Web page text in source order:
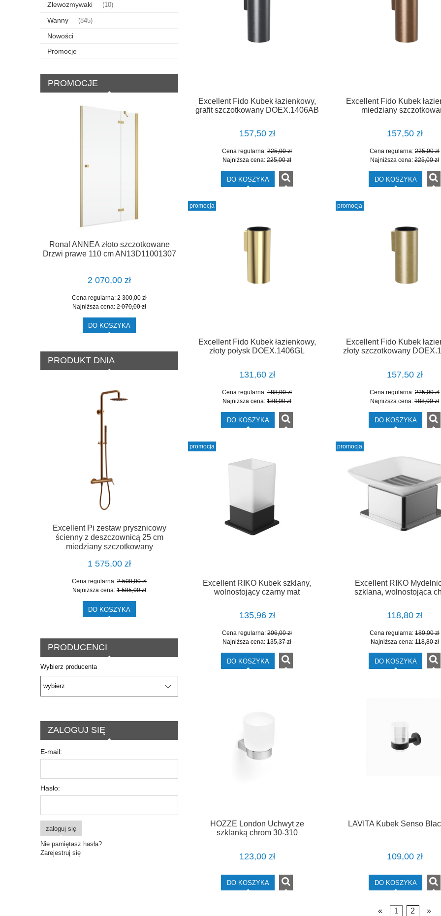
Zlewozmywaki (10)
Wanny (845)
Nowości
Promocje
PROMOCJE
Ronal ANNEA złoto szczotkowane
Drzwi prawe 110 cm AN13D11001307
2 070,00 zł
Cena regularna: 2 300,00 zł
Najniższa cena: 2 070,00 zł
DO KOSZYKA
ścianka boczna/walk-in 90 cm
1 575,00 zł
Ronal LIVADA brodzik 140x90 cm
konglomeratowy prostokątny
1 570,35 zł
PRODUKT DNIA
Excellent Pi zestaw prysznicowy
ścienny z deszczownicą 25 cm
miedziany szczotkowany
AREX.1281CB
1 575,00 zł
Cena regularna: 2 500,00 zł
Najniższa cena: 1 585,00 zł
DO KOSZYKA
PRODUCENCI
Wybierz producenta
ZALOGUJ SIĘ
E-mail:
Hasło:
zaloguj się
Nie pamiętasz hasła?
Zarejestruj się
Excellent Fido Kubek łazienkowy,
grafit szczotkowany DOEX.1406AB
157,50 zł
Cena regularna: 225,00 zł
Najniższa cena: 225,00 zł
DO KOSZYKA
Excellent Fido Kubek
miedziany
157,50 zł
Cena regularna: 225,00 zł
Najniższa cena: 225,00 zł
DO KOSZYKA
Excellent Fido Kubek łazienkowy,
złoty połysk DOEX.1406GL
131,60 zł
Cena regularna: 188,00 zł
Najniższa cena: 188,00 zł
DO KOSZYKA
promocja
Excellent Fido Kubek
złoty szczotkowany
157,50 zł
Cena regularna: 225,00 zł
Najniższa cena: 188,00 zł
DO KOSZYKA
promocja
Excellent RIKO Kubek szklany,
wolnostojący czarny mat
135,96 zł
Cena regularna: 206,00 zł
Najniższa cena: 135,37 zł
DO KOSZYKA
promocja
Excellent RIKO
szklana, wolnostojąca
118,80 zł
Cena regularna: 180,00 zł
Najniższa cena:118,80 zł
DO KOSZYKA
promocja
HOZZE London Uchwyt ze
szklanką chrom 30-310
123,00 zł
DO KOSZYKA
LAVITA Kubek Senso
109,00 zł
DO KOSZYKA
« 1 2 »